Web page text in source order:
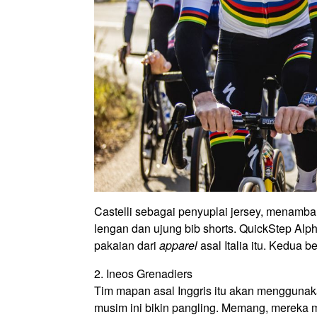
Castelli sebagai penyuplai jersey,
lengan dan ujung bib shorts. QuickStep
pakaian dari apparelasal Italia itu. Kedua
2. Ineos Grenadiers
Tim mapan asal Inggris itu akan
musim ini bikin pangling. Memang, mereka